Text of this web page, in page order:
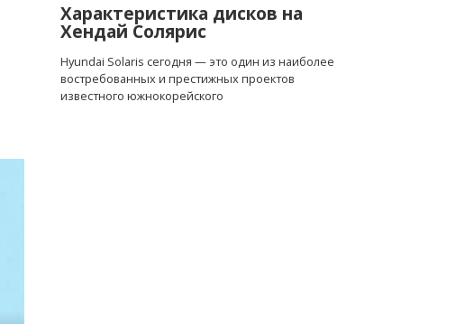
Характеристика дисков на
Хендай Солярис
Hyundai Solaris сегодня — это один из наиболее
востребованных и престижных проектов
известного южнокорейского